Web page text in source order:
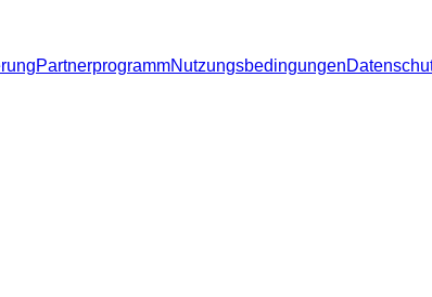
PartnerprogrammNutzungsbedingungen